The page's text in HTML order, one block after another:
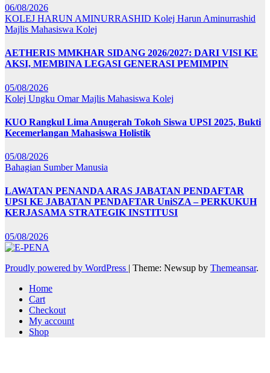
06/08/2026
KOLEJ HARUN AMINURRASHID Kolej Harun Aminurrashid
Majlis Mahasiswa Kolej
AETHERIS MMKHAR SIDANG 2026/2027: DARI VISI KE
AKSI, MEMBINA LEGASI GENERASI PEMIMPIN
05/08/2026
Kolej Ungku OmarMajlis Mahasiswa Kolej
KUO Rangkul Lima Anugerah Tokoh Siswa UPSI 2025, Bukti
Kecemerlangan Mahasiswa Holistik
05/08/2026
Bahagian Sumber Manusia
LAWATAN PENANDA ARAS JABATAN PENDAFTAR
UPSI KE JABATAN PENDAFTAR UniSZA – PERKUKUH
KERJASAMA STRATEGIK INSTITUSI
05/08/2026
Proudly powered by WordPress | Theme: Newsup by Themeansar.
Home
Cart
Checkout
My account
Shop